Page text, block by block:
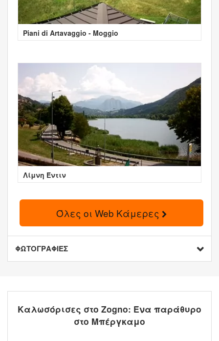
Piani di Artavaggio - Moggio
Λίμνη Έντιν
Όλες οι Web Κάμερες
ΦΩΤΟΓΡΑΦΙΕΣ
Καλωσόρισες στο Zogno: Ένα παράθυρο
στο Μπέργκαμο